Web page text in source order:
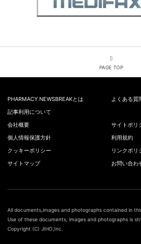
PAGE TOP
PHARMACY NEWSBREAKとは
よくある質
記事利用について
会社概要
サイトポリ
個人情報保護方針
利用規約
クッキーポリシー
リンクポリ
サイトマップ
お問い合わ
All documents,images and photographs contained in
Use of these documents, images and photographs is
Copyright (C) JIHO,Inc.